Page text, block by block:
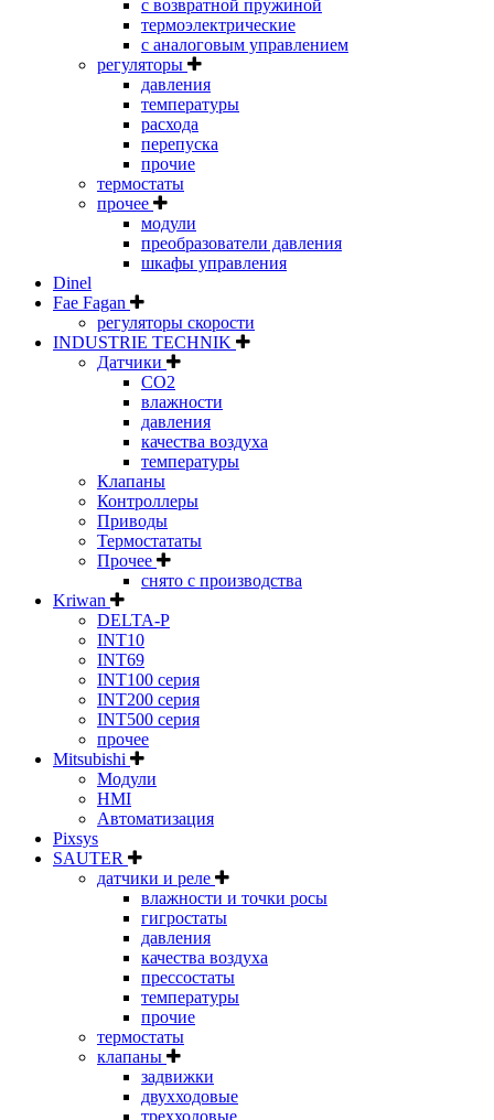
с возвратной пружиной
термоэлектрические
с аналоговым управлением
регуляторы
давления
температуры
расхода
перепуска
прочие
термостаты
прочее
модули
преобразователи давления
шкафы управления
Dinel
Fae Fagan
регуляторы скорости
INDUSTRIE TECHNIK
Датчики
CO2
влажности
давления
качества воздуха
температуры
Клапаны
Контроллеры
Приводы
Термостататы
Прочее
снято с производства
Kriwan
DELTA-P
INT10
INT69
INT100 серия
INT200 серия
INT500 серия
прочее
Mitsubishi
Модули
HMI
Автоматизация
Pixsys
SAUTER
датчики и реле
влажности и точки росы
гигростаты
давления
качества воздуха
прессостаты
температуры
прочие
термостаты
клапаны
задвижки
двухходовые
трехходовые